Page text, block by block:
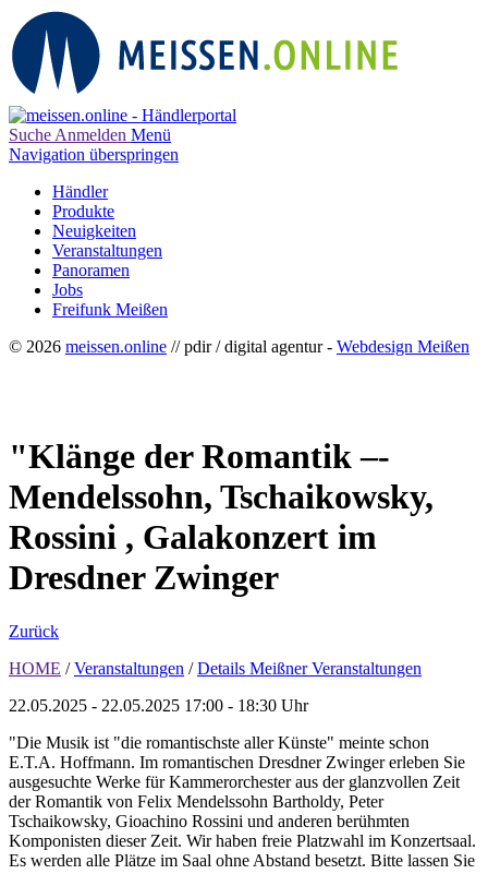
Suche Anmelden Menü
Navigation überspringen
Händler
Produkte
Neuigkeiten
Veranstaltungen
Panoramen
Jobs
Freifunk Meißen
© 2026 meissen.online // pdir / digital agentur - Webdesign Meißen
"Klänge der Romantik –-
Mendelssohn, Tschaikowsky,
Rossini , Galakonzert im
Dresdner Zwinger
Zurück
HOME / Veranstaltungen / Details Meißner Veranstaltungen
22.05.2025 - 22.05.2025 17:00 - 18:30 Uhr
"Die Musik ist "die romantischste aller Künste" meinte schon
E.T.A. Hoffmann. Im romantischen Dresdner Zwinger erleben Sie
ausgesuchte Werke für Kammerorchester aus der glanzvollen Zeit
der Romantik von Felix Mendelssohn Bartholdy, Peter
Tschaikowsky, Gioachino Rossini und anderen berühmten
Komponisten dieser Zeit. Wir haben freie Platzwahl im Konzertsaal.
Es werden alle Plätze im Saal ohne Abstand besetzt. Bitte lassen Sie